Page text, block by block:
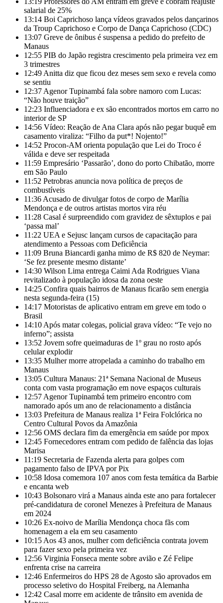
salarial de 25%
13:14 Boi Caprichoso lança vídeos gravados pelos dançarinos
da Troup Caprichoso e Corpo de Dança Caprichoso (CDC)
13:07 Greve de ônibus é suspensa a pedido do prefeito de
Manaus
12:55 PIB do Japão registra crescimento pela primeira vez em
3 trimestres
12:49 Anitta diz que ficou dez meses sem sexo e revela como
se sentiu
12:37 Agenor Tupinambá fala sobre namoro com Lucas:
“Não houve traição”
12:23 Influenciadora e ex são encontrados mortos em carro no
interior de SP
14:56 Vídeo: Reação de Ana Clara após não pegar buquê em
casamento viraliza: “Filho da put*! Nojento!”
14:52 Procon-AM orienta população que Lei do Troco é
válida e deve ser respeitada
11:59 Empresário ‘Passarão’, dono do porto Chibatão, morre
em São Paulo
11:52 Petrobras anuncia nova política de preços de
combustíveis
11:36 Acusado de divulgar fotos de corpo de Marília
Mendonça e de outros artistas mortos vira réu
11:28 Casal é surpreendido com gravidez de sêxtuplos e pai
‘passa mal’
11:22 UEA e Sejusc lançam cursos de capacitação para
atendimento a Pessoas com Deficiência
11:09 Bruna Biancardi ganha mimo de R$ 820 de Neymar:
‘Se fez presente mesmo distante’
14:30 Wilson Lima entrega Caimi Ada Rodrigues Viana
revitalizado à população idosa da zona oeste
14:25 Confira quais bairros de Manaus ficarão sem energia
nesta segunda-feira (15)
14:17 Motoristas de aplicativo entram em greve em todo o
Brasil
14:10 Após matar colegas, policial grava vídeo: “Te vejo no
inferno”; assista
13:52 Jovem sofre queimaduras de 1º grau no rosto após
celular explodir
13:35 Mulher morre atropelada a caminho do trabalho em
Manaus
13:05 Cultura Manaus: 21ª Semana Nacional de Museus
conta com vasta programação em nove espaços culturais
12:57 Agenor Tupinambá tem primeiro encontro com
namorado após um ano de relacionamento a distância
13:03 Prefeitura de Manaus realiza 1ª Feira Folclórica no
Centro Cultural Povos da Amazônia
12:56 OMS declara fim da emergência em saúde por mpox
12:45 Fornecedores entram com pedido de falência das lojas
Marisa
11:19 Secretaria de Fazenda alerta para golpes com
pagamento falso de IPVA por Pix
10:58 Idosa comemora 107 anos com festa temática da Barbie
e encanta web
10:43 Bolsonaro virá a Manaus ainda este ano para fortalecer
pré-candidatura de coronel Menezes à Prefeitura de Manaus
em 2024
10:26 Ex-noivo de Marília Mendonça choca fãs com
homenagem a ela em seu casamento
10:15 Aos 43 anos, mulher com deficiência contrata jovem
para fazer sexo pela primeira vez
12:56 Virginia Fonseca mente sobre avião e Zé Felipe
enfrenta crise na carreira
12:46 Enfermeiros do HPS 28 de Agosto são aprovados em
processo seletivo do Hospital Freiberg, na Alemanha
12:42 Casal morre em acidente de trânsito em avenida de